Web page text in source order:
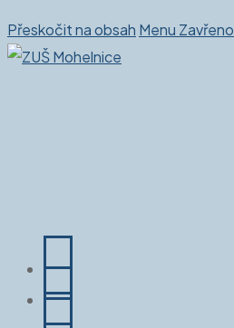
Přeskočit na obsah Menu Zavřeno